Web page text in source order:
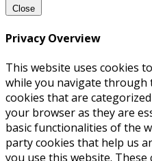
Close
Privacy Overview
This website uses cookies
while you navigate through
cookies that are
your browser as they are
basic functionalities of the
party cookies that help us
you use this website.